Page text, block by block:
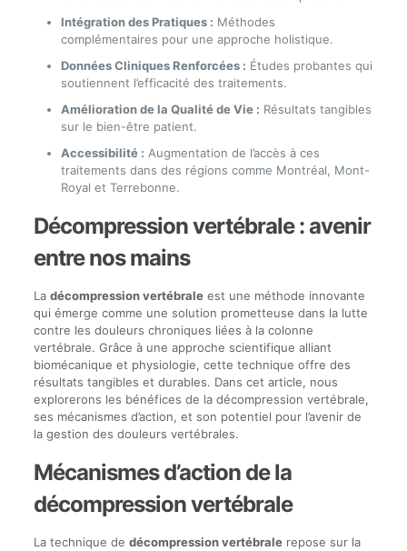
Intégration des Pratiques : Méthodes
complémentaires pour une approche holistique.
Données Cliniques Renforcées : Études probantes qui
soutiennent l’efficacité des traitements.
Amélioration de la Qualité de Vie : Résultats tangibles
sur le bien-être patient.
Accessibilité : Augmentation de l’accès à ces
traitements dans des régions comme Montréal, Mont-
Royal et Terrebonne.
Décompression vertébrale : avenir
entre nos mains
La décompression vertébraleest une méthode innovante
qui émerge comme une solution prometteuse dans la lutte
contre les douleurs chroniques liées à la colonne
vertébrale. Grâce à une approche scientifique alliant
biomécanique et physiologie, cette technique offre des
résultats tangibles et durables. Dans cet article, nous
explorerons les bénéfices de la décompression vertébrale,
ses mécanismes d’action, et son potentiel pour l’avenir de
la gestion des douleurs vertébrales.
Mécanismes d’action de la
décompression vertébrale
La technique de décompression vertébralerepose sur la